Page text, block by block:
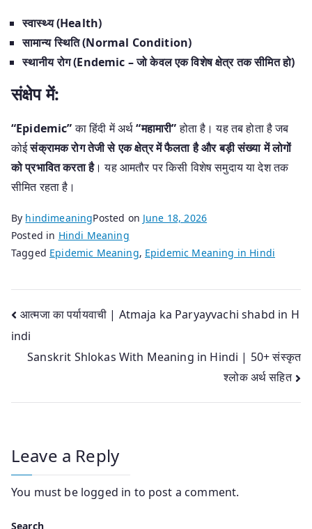
स्वास्थ्य (Health)
सामान्य स्थिति (Normal Condition)
स्थानीय रोग (Endemic – जो केवल एक विशेष क्षेत्र तक सीमित हो)
संक्षेप में:
“Epidemic”का हिंदी में अर्थ“महामारी”होता है। यह तब होता है जब
कोईसंक्रामक रोग तेजी से एक क्षेत्र में फैलता है और बड़ी संख्या में लोगों
को प्रभावित करता है। यह आमतौर पर किसी विशेष समुदाय या देश तक
सीमित रहता है।
By hindimeaningPosted on June 18, 2026
Posted in Hindi Meaning
Tagged Epidemic Meaning, Epidemic Meaning in Hindi
Post
navigation
आत्मजा का पर्यायवाची | Atmaja ka Paryayvachi shabd in H
indi
Sanskrit Shlokas With Meaning in Hindi | 50+ संस्कृत
श्लोक अर्थ सहित
Leave a Reply
You must be logged in to post a comment.
Search